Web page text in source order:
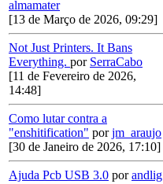
almamater
[13 de Março de 2026, 09:29]
Not Just Printers. It Bans
Everything. por SerraCabo
[11 de Fevereiro de 2026,
14:48]
Como lutar contra a
"enshitification" porjm_araujo
[30 de Janeiro de 2026, 17:10]
Ajuda Pcb USB 3.0 porandlig